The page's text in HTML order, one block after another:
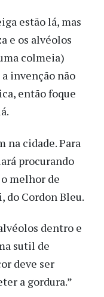
estão lá, mas
e os alvéolos
colmeia)
invenção não
então foque
na cidade. Para
procurando
melhor de
do Cordon Bleu.
dentro e
sutil de
deve ser
a gordura.”